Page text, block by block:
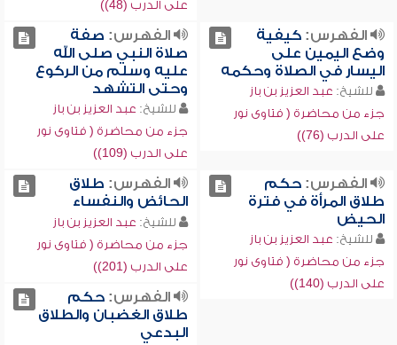
على الدرب (48))
الفهرس:كيفية
وضع اليمين على
اليسار في الصلاة وحكمه
للشيخ: عبد العزيز بن باز
جزء من محاضرة ( فتاوى نور
على الدرب (76))
الفهرس: صفة
صلاة النبي صلى الله
عليه وسلم من الركوع
وحتى التشهد
للشيخ: عبد العزيز بن باز
جزء من محاضرة ( فتاوى نور
على الدرب (109))
الفهرس:حكم
طلاق المرأة في فترة
الحيض
للشيخ: عبد العزيز بن باز
جزء من محاضرة ( فتاوى نور
على الدرب (140))
الفهرس: طلاق
الحائض والنفساء
للشيخ: عبد العزيز بن باز
جزء من محاضرة ( فتاوى نور
على الدرب (201))
الفهرس:حكم
طلاق الغضبان والطلاق
البدعي